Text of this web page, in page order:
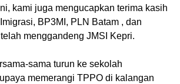
kami juga mengucapkan terima kasih
BP3MI, PLN Batam , dan
menggandeng JMSI Kepri.
sama turun ke sekolah
memerangi TPPO di kalangan